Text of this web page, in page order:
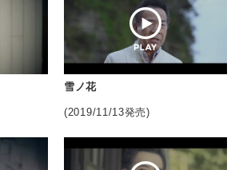
雪ノ花
(2019/11/13発売)